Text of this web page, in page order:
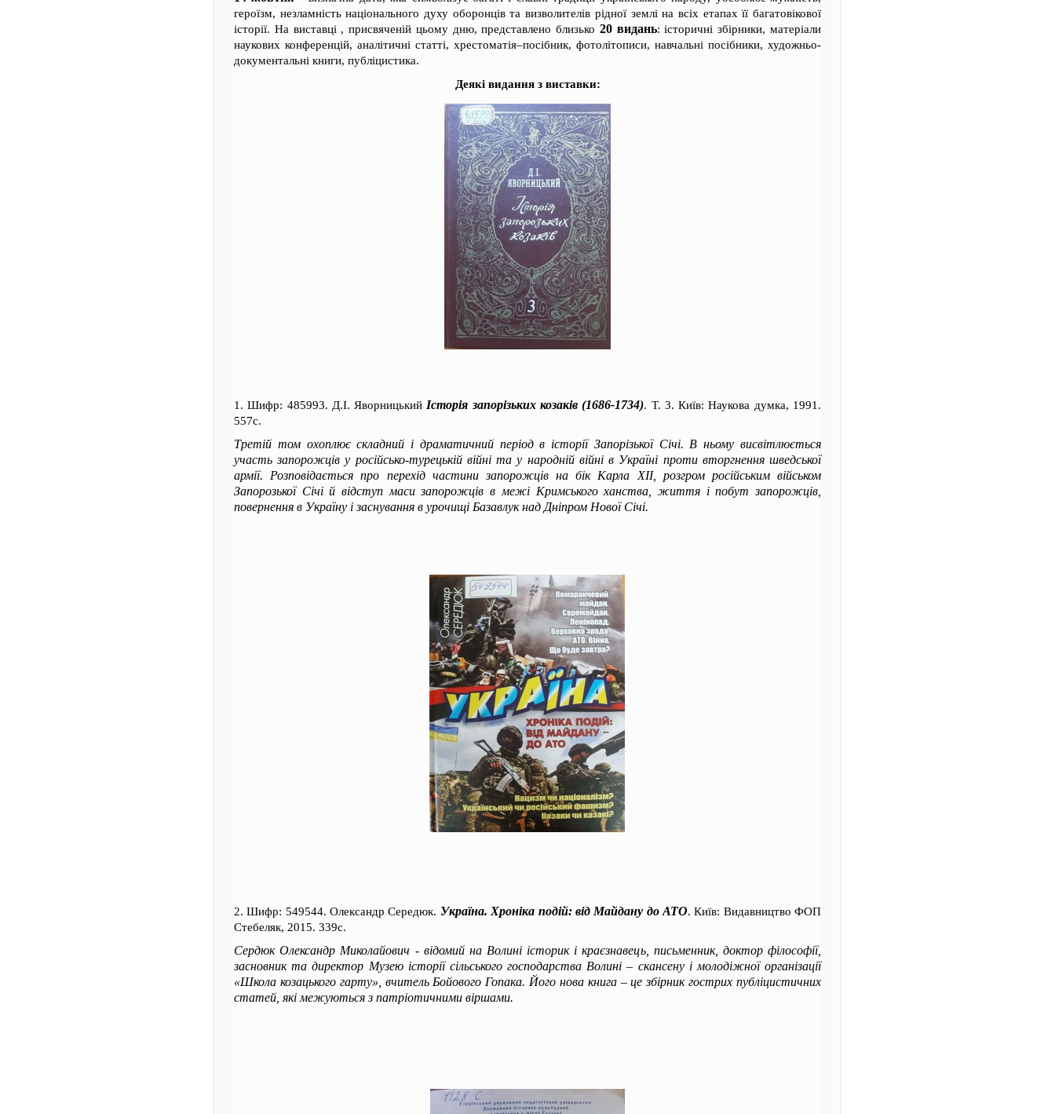
героїзм, незламність національного духу оборонців та визволителів рідної землі на всіх етапах її багатовікової
історії. На виставці , присвяченій цьому дню, представлено близько 20 видань: історичні збірники, матеріали
наукових конференцій, аналітичні статті, хрестоматія–посібник, фотолітописи, навчальні посібники, художньо-
документальні книги, публіцистика.
Деякі видання з виставки:
1. Шифр: 485993. Д.І. Яворницький Історія запорізьких козаків (1686-1734). Т. 3. Київ: Наукова думка, 1991.
557с.
Третій том охоплює складний і драматичний період в історії Запорізької Січі. В ньому висвітлюється
участь запорожців у російсько-турецькій війні та у народній війні в Україні проти вторгнення шведської
армії. Розповідається про перехід частини запорожців на бік Карла ХІІ, розгром російським військом
Запорозької Січі й відступ маси запорожців в межі Кримського ханства, життя і побут запорожців,
повернення в Україну і заснування в урочищі Базавлук над Дніпром Нової Січі.
2. Шифр: 549544. Олександр Середюк. Україна. Хроніка подій: від Майдану до АТО. Київ: Видавництво ФОП
Стебеляк, 2015. 339с.
Сердюк Олександр Миколайович - відомий на Волині історик і краєзнавець, письменник, доктор філософії,
засновник та директор Музею історії сільського господарства Волині – скансену і молодіжної організації
«Школа козацького гарту», вчитель Бойового Гопака. Його нова книга – це збірник гострих публіцистичних
статей, які межуються з патріотичними віршами.